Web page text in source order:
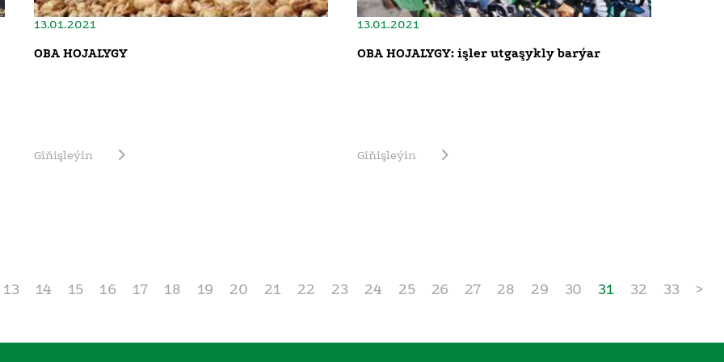
13.01.2021
OBA HOJALYGY
Giňişleýin
13.01.2021
OBA HOJALYGY: işler utgaşykly barýar
Giňişleýin
13 14 15 16 17 18 19 20 21 22 23 24 25 26 27 28 29 30 31 32 33 >